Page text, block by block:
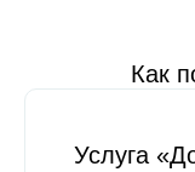
Как
Услуга